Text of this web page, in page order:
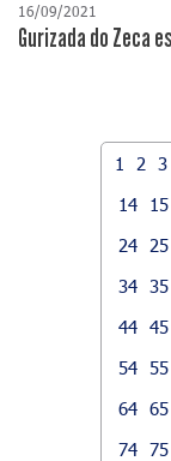
16/09/2021
Gurizada do Zeca
1 2 3
14
15
24
25
34 35
44 45
54 55
64 65
74 75